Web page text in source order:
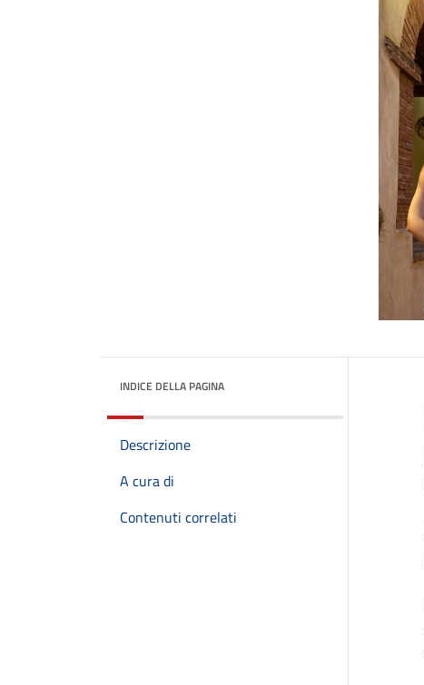
INDICE DELLA PAGINA
Descrizione
A cura di
Contenuti correlati